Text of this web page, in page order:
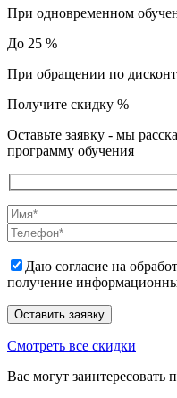
При одновременном
До 25 %
При обращении по
Получите скидку %
Оставьте заявку - мы
программу обучения
Даю согласие на
получение
Смотреть все скидки
Вас могут заинтересовать